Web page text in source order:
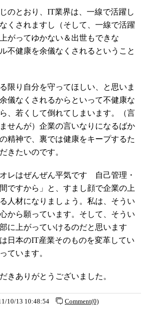
のとおり、IT業界は、一線で活躍し
くされますし（そして、一線で活躍
がってゆかない＆出世もできな
不健康を余儀なくされるということ
限り自分を守ってほしい、と思いま
儀なくされるからといって不健康な
、若くして倒れてしまいます。（言
せんが）企業の言いなりになるばか
精神で、裏では健康をキープするた
きたいのです。
レはぜんぜん平気です 自己管理・
ですから」と、すまし顔で企業の上
人材になりましょう。私は、そうい
から願っています。そして、そうい
に上がっていけるのだと思います
日本のIT産業そのものを変革してい
ています。
きありがとうございました。
10/13 10:48:54 Comment(0)